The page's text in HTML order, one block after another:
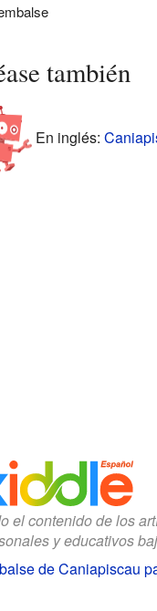
también
En inglés:
el contenido de los
y educativos
de Caniapiscau